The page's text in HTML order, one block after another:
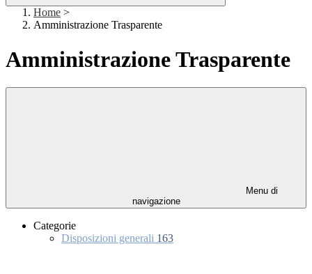
Home >
Amministrazione Trasparente
Amministrazione Trasparente
Menu di
navigazione
Categorie
Disposizioni generali 163